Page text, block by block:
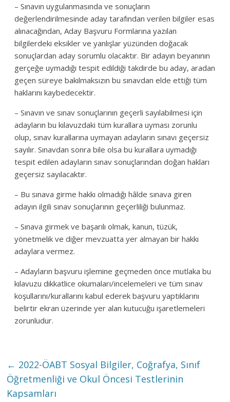
– Sınavın uygulanmasında ve sonuçların
değerlendirilmesinde aday tarafından verilen bilgiler esas
alınacağından, Aday Başvuru Formlarına yazılan
bilgilerdeki eksikler ve yanlışlar yüzünden doğacak
sonuçlardan aday sorumlu olacaktır. Bir adayın beyanının
gerçeğe uymadığı tespit edildiği takdirde bu aday, aradan
geçen süreye bakılmaksızın bu sınavdan elde ettiği tüm
haklarını kaybedecektir.
– Sınavın ve sınav sonuçlarının geçerli sayılabilmesi için
adayların bu kılavuzdaki tüm kurallara uyması zorunlu
olup, sınav kurallarına uymayan adayların sınavı geçersiz
sayılır. Sınavdan sonra bile olsa bu kurallara uymadığı
tespit edilen adayların sınav sonuçlarından doğan hakları
geçersiz sayılacaktır.
– Bu sınava girme hakkı olmadığı hâlde sınava giren
adayın ilgili sınav sonuçlarının geçerliliği bulunmaz.
– Sınava girmek ve başarılı olmak, kanun, tüzük,
yönetmelik ve diğer mevzuatta yer almayan bir hakkı
adaylara vermez.
– Adayların başvuru işlemine geçmeden önce mutlaka bu
kılavuzu dikkatlice okumaları/incelemeleri ve tüm sınav
koşullarını/kurallarını kabul ederek başvuru yaptıklarını
belirtir ekran üzerinde yer alan kutucuğu işaretlemeleri
zorunludur.
← 2022-ÖABT Sosyal Bilgiler, Coğrafya, Sınıf
Öğretmenliği ve Okul Öncesi Testlerinin
Kapsamları